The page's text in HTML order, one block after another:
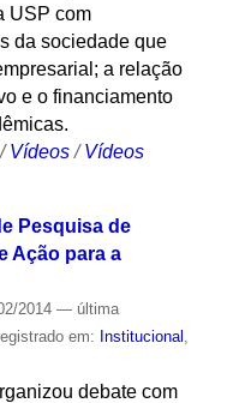
USP com
da sociedade que
a relação
e o financiamento
/Vídeos /Vídeos
Pesquisa de
Ação para a
2014 — última
em: Institucional
debate com